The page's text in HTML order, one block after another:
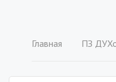
Главная ПЗ